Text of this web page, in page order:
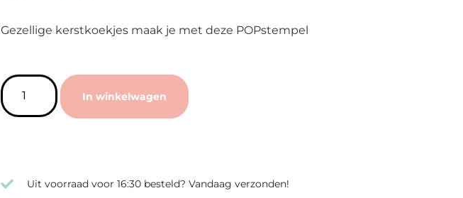
Gezellige kerstkoekjes maak je met deze POPstempel
In winkelwagen
Uit voorraad voor 16:30 besteld? Vandaag verzonden!